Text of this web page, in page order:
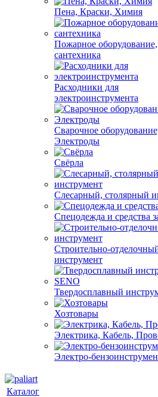
Пена, Краски, Химия
Пожарное оборудование,
сантехника
Расходники для
электроинструмента
Сварочное
Электроды
Свёрла
Слесарный, столярный
Спецодежда и средства
Строительно-
инструмент
Твердосплавный
Хозтовары
Электрика, Кабель,
Электро-
Каталог